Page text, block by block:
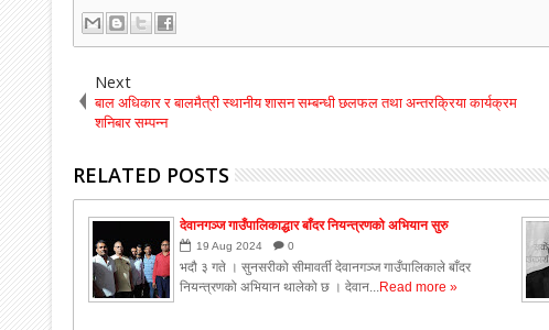
Next
बाल अधिकार र बालमैत्री स्थानीय शासन सम्बन्धी छलफल तथा अन्तरक्रिया कार्यक्रम
शनिबार सम्पन्न
RELATED POSTS
देवानगञ्ज गाउँपालिकाद्धार बाँदर नियन्त्रणको अभियान सुरु
19 Aug 2024 0
भदौ ३ गते । सुनसरीको सीमावर्ती देवानगञ्ज गाउँपालिकाले बाँदर
नियन्त्रणको अभियान थालेको छ । देवान... Read more »